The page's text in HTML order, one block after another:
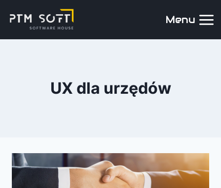
Menu
UX dla urzędów